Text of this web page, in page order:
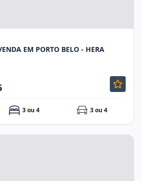
EM PORTO BELO - HERA
3 ou 4 3 ou 4